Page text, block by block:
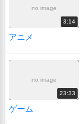
no image
3:14
アニメ
no image
23:33
ゲーム